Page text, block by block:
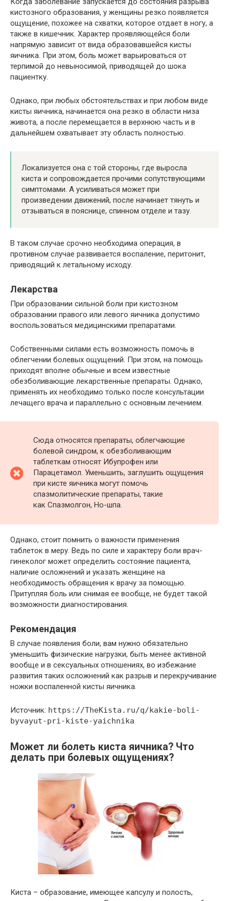
кистозного образования, у женщины резко появляется
ощущение, похожее на схватки, которое отдает в ногу, а
также в кишечник. Характер проявляющейся боли
напрямую зависит от вида образовавшейся кисты
яичника. При этом, боль может варьироваться от
терпимой до невыносимой, приводящей до шока
пациентку.
Однако, при любых обстоятельствах и при любом виде
кисты яичника, начинается она резко в области низа
живота, а после перемещается в верхнюю часть и в
дальнейшем охватывает эту область полностью.
Локализуется она с той стороны, где выросла
киста и сопровождается прочими сопутствующими
симптомами. А усиливаться может при
произведении движений, после начинает тянуть и
отзываться в пояснице, спинном отделе и тазу.
В таком случае срочно необходима операция, в
противном случае развивается воспаление, перитонит,
приводящий к летальному исходу.
Лекарства
При образовании сильной боли при кистозном
образовании правого или левого яичника допустимо
воспользоваться медицинскими препаратами.
Собственными силами есть возможность помочь в
облегчении болевых ощущений. При этом, на помощь
приходят вполне обычные и всем известные
обезболивающие лекарственные препараты. Однако,
применять их необходимо только после консультации
лечащего врача и параллельно с основным лечением.
Сюда относятся препараты, облегчающие
болевой синдром, к обезболивающим
таблеткам относят Ибупрофен или
Парацетамол. Уменьшить, заглушить ощущения
при кисте яичника могут помочь
спазмолитические препараты, такие
как Спазмолгон, Но-шпа.
Однако, стоит помнить о важности применения
таблеток в меру. Ведь по силе и характеру боли врач-
гинеколог может определить состояние пациента,
наличие осложнений и указать женщине на
необходимость обращения к врачу за помощью.
Притупляя боль или снимая ее вообще, не будет такой
возможности диагностирования.
Рекомендация
В случае появления боли, вам нужно обязательно
уменьшить физические нагрузки, быть менее активной
вообще и в сексуальных отношениях, во избежание
развития таких осложнений как разрыв и перекручивание
ножки воспаленной кисты яичника.
Источник: https://TheKista.ru/q/kakie-boli-
byvayut-pri-kiste-yaichnika
Может ли болеть киста яичника? Что
делать при болевых ощущениях?
Киста – образование, имеющее капсулу и полость,